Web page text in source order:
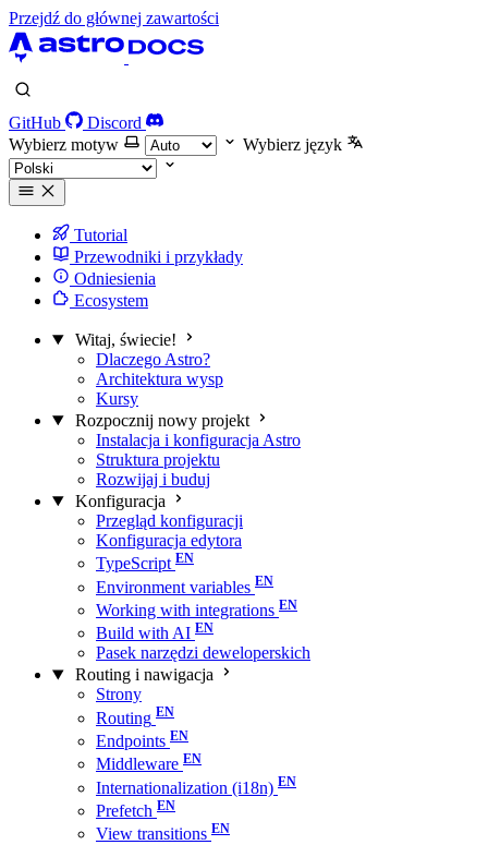
Przejdź do głównej zawartości
GitHub
Discord
Wybierz motyw
Wybierz język
Tutorial
Przewodniki i przykłady
Odniesienia
Ecosystem
Witaj, świecie!
Dlaczego Astro?
Architektura wysp
Kursy
Rozpocznij nowy projekt
Instalacja i konfiguracja Astro
Struktura projektu
Rozwijaj i buduj
Konfiguracja
Przegląd konfiguracji
Konfiguracja edytora
TypeScript
Environment variables
Working with integrations
Build with AI
Pasek narzędzi deweloperskich
Routing i nawigacja
Strony
Routing
Endpoints
Middleware
Internationalization (i18n)
Prefetch
View transitions